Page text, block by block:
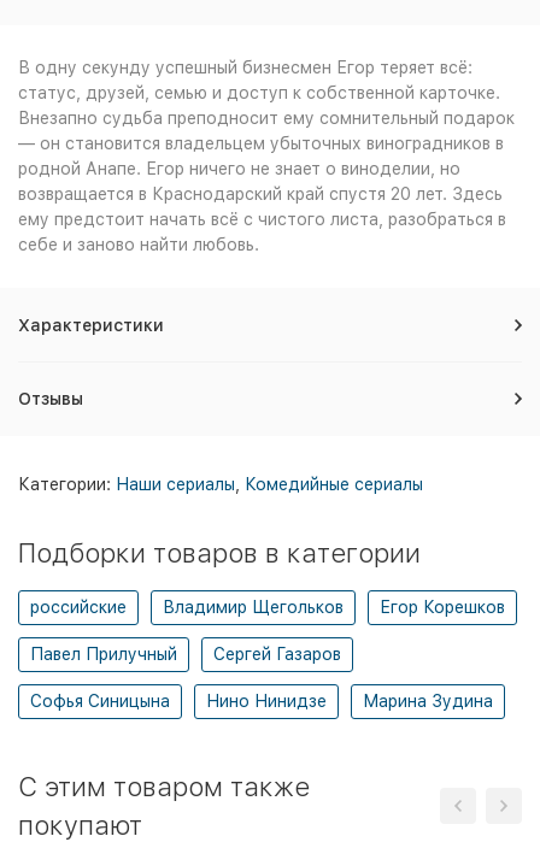
В одну секунду успешный бизнесмен Егор теряет всё:
статус, друзей, семью и доступ к собственной карточке.
Внезапно судьба преподносит ему сомнительный подарок
— он становится владельцем убыточных виноградников в
родной Анапе. Егор ничего не знает о виноделии, но
возвращается в Краснодарский край спустя 20 лет. Здесь
ему предстоит начать всё с чистого листа, разобраться в
себе и заново найти любовь.
Характеристики
Отзывы
Категории: Наши сериалы Комедийные сериалы
Подборки товаров в категории
российские Владимир Щегольков Егор Корешков
Павел Прилучный Сергей Газаров
Софья Синицына Нино Нинидзе Марина Зудина
C этим товаром также
покупают